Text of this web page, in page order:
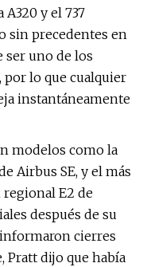
y el 737
sin precedentes en
ser uno de los
por lo que cualquier
instantáneamente
modelos como la
Airbus SE, y el más
regional E2 de
después de su
cierres
Pratt dijo que había